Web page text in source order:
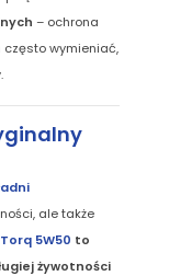
– ochrona
często wymieniać,
ale także
5W50 to
żywotności